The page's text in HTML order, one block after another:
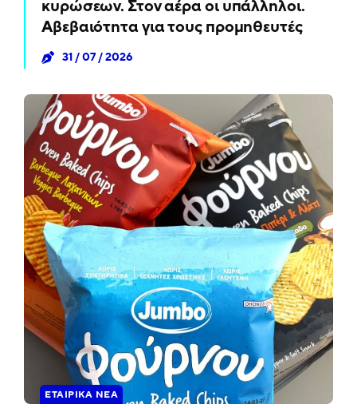
κυρώσεων. Στον αέρα οι υπάλληλοι.
Αβεβαιότητα για τους προμηθευτές
31 / 07 / 2026
ΕΤΑΙΡΙΚΆ ΝΈΑ